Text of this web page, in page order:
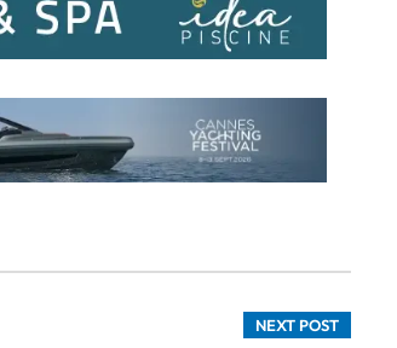
NEXT POST